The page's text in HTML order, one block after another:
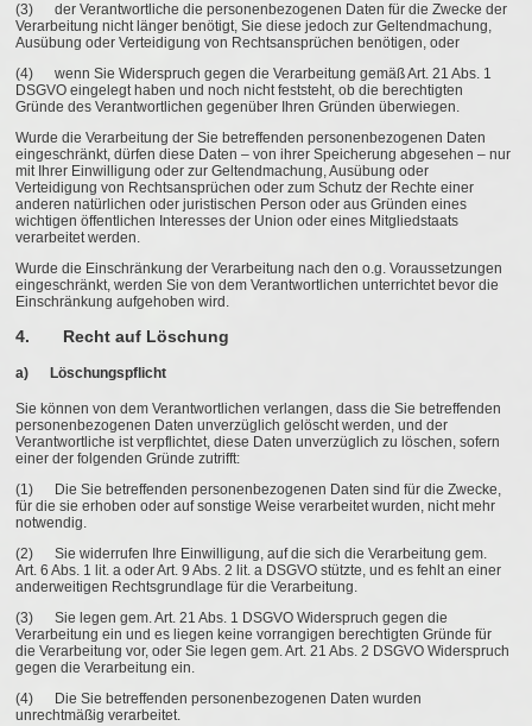
(3) der Verantwortliche die personenbezogenen Daten für die Zwecke der
Verarbeitung nicht länger benötigt, Sie diese jedoch zur Geltendmachung,
Ausübung oder Verteidigung von Rechtsansprüchen benötigen, oder
(4) wenn Sie Widerspruch gegen die Verarbeitung gemäß Art. 21 Abs. 1
DSGVO eingelegt haben und noch nicht feststeht, ob die berechtigten
Gründe des Verantwortlichen gegenüber Ihren Gründen überwiegen.
Wurde die Verarbeitung der Sie betreffenden personenbezogenen Daten
eingeschränkt, dürfen diese Daten – von ihrer Speicherung abgesehen – nur
mit Ihrer Einwilligung oder zur Geltendmachung, Ausübung oder
Verteidigung von Rechtsansprüchen oder zum Schutz der Rechte einer
anderen natürlichen oder juristischen Person oder aus Gründen eines
wichtigen öffentlichen Interesses der Union oder eines Mitgliedstaats
verarbeitet werden.
Wurde die Einschränkung der Verarbeitung nach den o.g. Voraussetzungen
eingeschränkt, werden Sie von dem Verantwortlichen unterrichtet bevor die
Einschränkung aufgehoben wird.
4. Recht auf Löschung
a) Löschungspflicht
Sie können von dem Verantwortlichen verlangen, dass die Sie betreffenden
personenbezogenen Daten unverzüglich gelöscht werden, und der
Verantwortliche ist verpflichtet, diese Daten unverzüglich zu löschen, sofern
einer der folgenden Gründe zutrifft:
(1) Die Sie betreffenden personenbezogenen Daten sind für die Zwecke,
für die sie erhoben oder auf sonstige Weise verarbeitet wurden, nicht mehr
notwendig.
(2) Sie widerrufen Ihre Einwilligung, auf die sich die Verarbeitung gem.
Art. 6 Abs. 1 lit. a oder Art. 9 Abs. 2 lit. a DSGVO stützte, und es fehlt an einer
anderweitigen Rechtsgrundlage für die Verarbeitung.
(3) Sie legen gem. Art. 21 Abs. 1 DSGVO Widerspruch gegen die
Verarbeitung ein und es liegen keine vorrangigen berechtigten Gründe für
die Verarbeitung vor, oder Sie legen gem. Art. 21 Abs. 2 DSGVO Widerspruch
gegen die Verarbeitung ein.
(4) Die Sie betreffenden personenbezogenen Daten wurden
unrechtmäßig verarbeitet.